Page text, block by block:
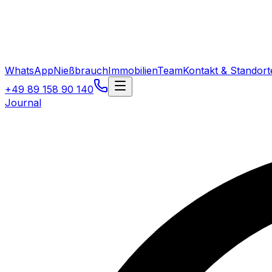
WhatsAppNießbrauchImmobilienTeamKontakt &
+49 89 158 90 140
Journal